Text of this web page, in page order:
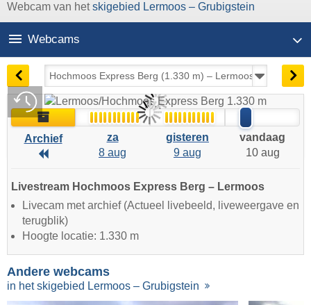
Webcam van hetskigebied Lermoos – Grubigstein
Webcams
Live
06:53 | vandaag 10 aug
Archief
Archief
Archief
za
8 aug
gisteren
9 aug
vandaag
10 aug
Livestream Hochmoos Express Berg – Lermoos
Livecam met archief (Actueel livebeeld, liveweergave en
terugblik)
Hoogte locatie: 1.330 m
Andere webcams
in het skigebied Lermoos – Grubigstein